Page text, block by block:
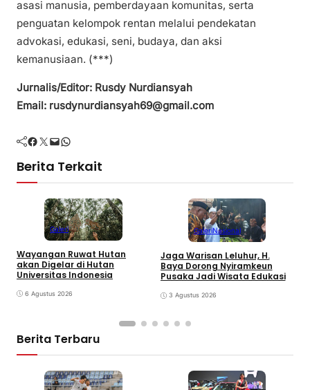
asasi manusia, pemberdayaan komunitas, serta
penguatan kelompok rentan melalui pendekatan
advokasi, edukasi, seni, budaya, dan aksi
kemanusiaan. (***)
Jurnalis/Editor: Rusdy Nurdiansyah
Email: rusdynurdiansyah69@gmail.com
Facebook Twitter Mail WhatsApp
Berita Terkait
Galeri
Wayangan Ruwat Hutan
akan Digelar di Hutan
Universitas Indonesia
6 Agustus 2026
GaleriNasional
Jaga Warisan Leluhur, H.
Baya Dorong Nyiramkeun
Pusaka Jadi Wisata Edukasi
3 Agustus 2026
Berita Terbaru